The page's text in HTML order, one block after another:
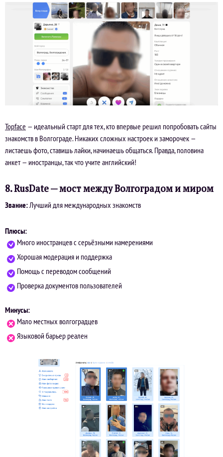
Topface — идеальный старт для тех, кто впервые решил попробовать сайты
знакомств в Волгограде. Никаких сложных настроек и заморочек —
листаешь фото, ставишь лайки, начинаешь общаться. Правда, половина
анкет — иностранцы, так что учите английский!
8. RusDate — мост между Волгоградом и миром
Звание:Лучший для международных знакомств
Плюсы:
Много иностранцев с серьёзными намерениями
Хорошая модерация и поддержка
Помощь с переводом сообщений
Проверка документов пользователей
Минусы:
Мало местных волгоградцев
Языковой барьер реален